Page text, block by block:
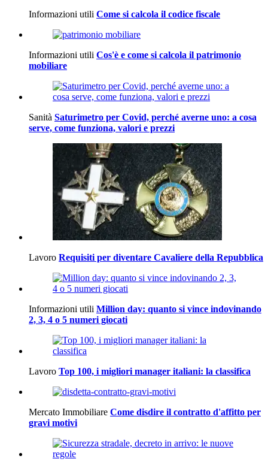
Informazioni utili Come si calcola il codice fiscale
Informazioni utili Cos'è e come si calcola il patrimonio
mobiliare
Sanità Saturimetro per Covid, perché averne uno: a cosa
serve, come funziona, valori e prezzi
Lavoro Requisiti per diventare Cavaliere della Repubblica
Informazioni utili Million day: quanto si vince indovinando
2, 3, 4 o 5 numeri giocati
Lavoro Top 100, i migliori manager italiani: la classifica
Mercato Immobiliare Come disdire il contratto d'affitto per
gravi motivi